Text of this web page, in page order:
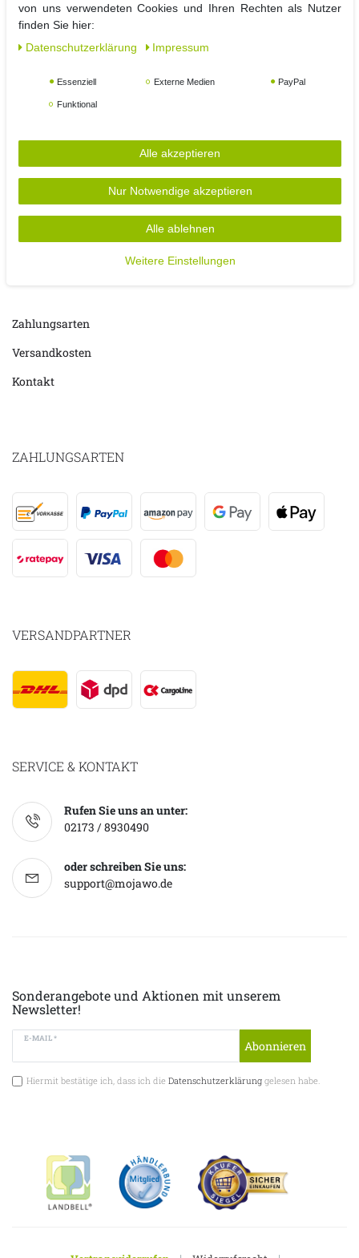
Metallhaken für zuverlässigen Halt und geringer Rostanfälligkeit.
EINFACH: Schnelle Montage auf den meisten glatten, sauberen
Oberflächen . Perfekter Halt auf Glas. Untergrund reinigen,
Saugnapf andrücken und hält.
Aufhängung auf Glas / Fliesen.
Zahlungsarten
Versandkosten
Kontakt
ZAHLUNGSARTEN
VERSANDPARTNER
SERVICE & KONTAKT
Rufen Sie uns an unter:
02173 / 8930490
oder schreiben Sie uns:
support@mojawo.de
Sonderangebote und Aktionen mit unserem
Newsletter!
E-MAIL *
Abonnieren
Hiermit bestätige ich, dass ich die Datenschutzerklärunggelesen habe.
von uns verwendeten Cookies und Ihren Rechten als Nutzer
finden Sie hier:
Daten­schutz­erklärung
Impressum
Essenziell Externe Medien PayPal
Funktional
Alle akzeptieren
Nur Notwendige akzeptieren
Alle ablehnen
Weitere Einstellungen